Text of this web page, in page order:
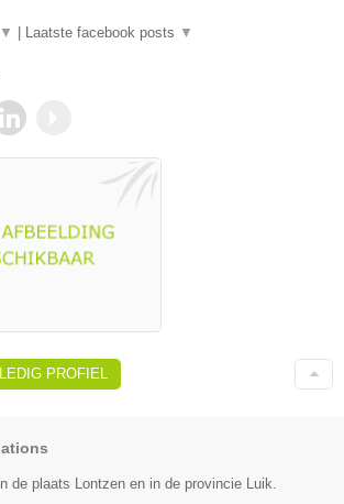
▼ Laatste facebook posts ▼
PROFIEL
de plaats Lontzen en in de provincie Luik.